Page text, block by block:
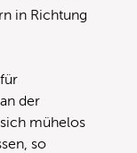
in Richtung
der
mühelos
so